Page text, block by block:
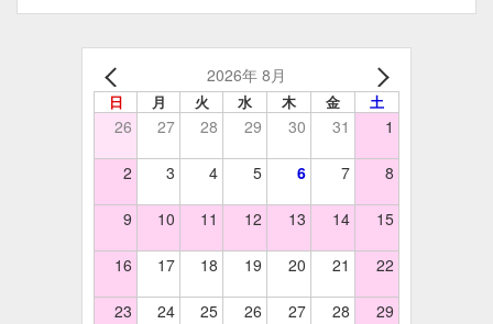
2026年 8月
日 月 火 水 木 金 土
26 27 28 29 30 31 1
2 3 4 5 6 7 8
9 10 11 12 13 14 15
16 17 18 19 20 21 22
23 24 25 26 27 28 29